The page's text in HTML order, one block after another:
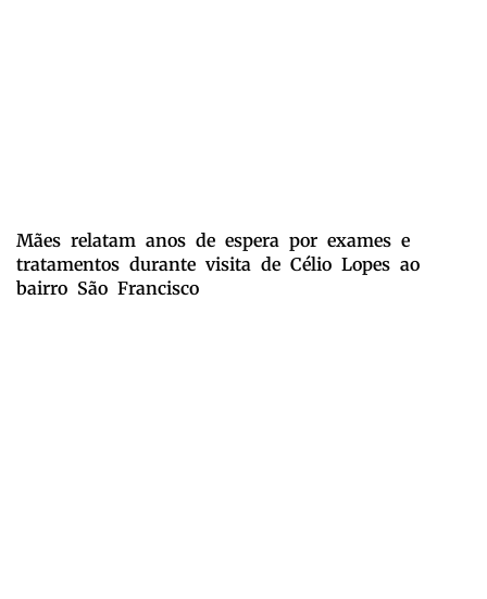
Mães relatam anos de espera por exames e
tratamentos durante visita de Célio Lopes ao
bairro São Francisco